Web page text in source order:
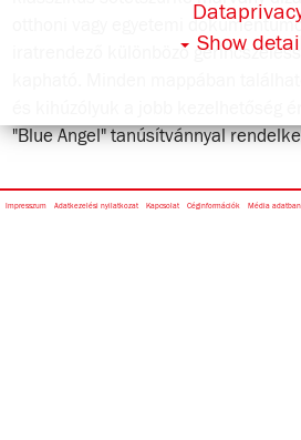
otthoni vagy egyetemi
iratrendező különböző
"Blue Angel" tanúsítvánnyal
Impresszum Adatkezelési nyilatkozat Kapcsolat Céginformációk Média
Show